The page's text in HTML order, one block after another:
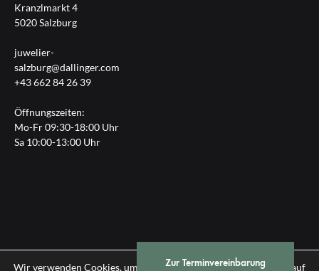
Zur Terminvereinbarung
Kranzlmarkt 4
5020 Salzburg
juwelier-
salzburg@dallinger.com
+43 662 84 26 39
Öffnungszeiten:
Mo-Fr 09:30-18:00 Uhr
Sa 10:00-13:00 Uhr
Impressum Datenschutz
Wir verwenden Cookies, um Ihnen die bestmögliche Erfahrung auf